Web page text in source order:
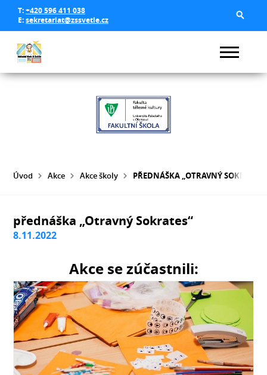
T:+420 596 411 038
E:sekretariat@zssvetle.cz
Úvod Akce Akce školy PŘEDNÁŠKA „OTRAVNÝ SOKRATES“
přednáška „Otravný Sokrates“
8.11.2022
Akce se zúčastnili: